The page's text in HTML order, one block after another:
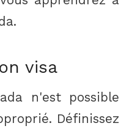
visa
n'est possible
Définissez